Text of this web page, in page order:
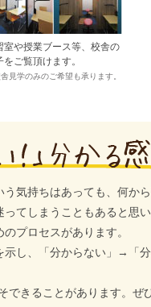
室や授業ブース等、校舎の
をご覧頂けます。
見学のみのご希望も承ります。
気持ちはあっても、何か
てしまうこともあると思
プロセスがあります。
し、「分からない」→「
できることがあります。ぜ